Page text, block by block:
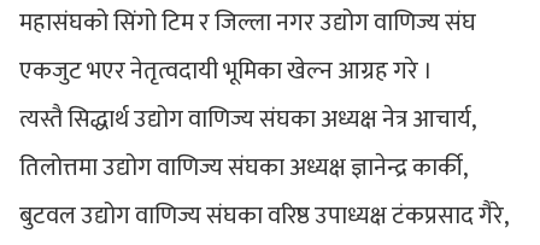
महासंघको सिंगो टिम र जिल्ला नगर उद्योग वाणिज्य संघ
एकजुट भएर नेतृत्वदायी भूमिका खेल्न आग्रह गरे ।
त्यस्तै सिद्धार्थ उद्योग वाणिज्य संघका अध्यक्ष नेत्र आचार्य,
तिलोत्तमा उद्योग वाणिज्य संघका अध्यक्ष ज्ञानेन्द्र कार्की,
बुटवल उद्योग वाणिज्य संघका वरिष्ठ उपाध्यक्ष टंकप्रसाद गैरे,